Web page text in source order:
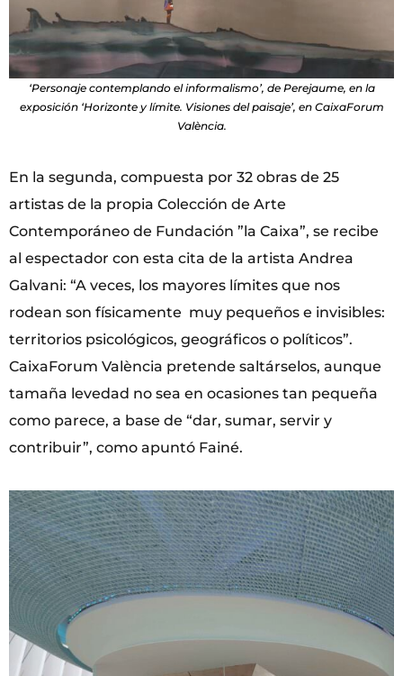
‘Personaje contemplando el informalismo’, de Perejaume, en la
exposición ‘Horizonte y límite. Visiones del paisaje’, en CaixaForum
València.
En la segunda, compuesta por 32 obras de 25
artistas de la propia Colección de Arte
Contemporáneo de Fundación ”la Caixa”, se recibe
al espectador con esta cita de la artista Andrea
Galvani: “A veces, los mayores límites que nos
rodean son físicamente muy pequeños e invisibles:
territorios psicológicos, geográficos o políticos”.
CaixaForum València pretende saltárselos, aunque
tamaña levedad no sea en ocasiones tan pequeña
como parece, a base de “dar, sumar, servir y
contribuir”, como apuntó Fainé.